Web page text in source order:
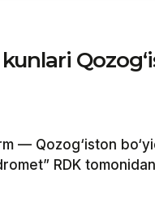
— Qozog‘iston
RDK